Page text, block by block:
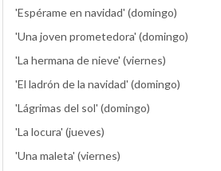
'Espérame en navidad' (domingo)
'Una joven prometedora' (domingo)
'La hermana de nieve' (viernes)
'El ladrón de la navidad' (domingo)
'Lágrimas del sol' (domingo)
'La locura' (jueves)
'Una maleta' (viernes)